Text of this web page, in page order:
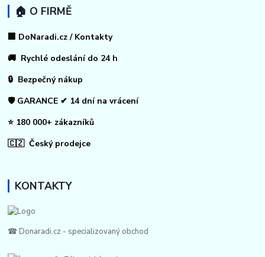
🏠 O FIRMĚ
🏢 DoNaradi.cz / Kontakty
🚚 Rychlé odeslání do 24 h
🔒 Bezpečný nákup
🛡️ GARANCE ✔ 14 dní na vrácení
⭐ 180 000+ zákazníků
🇨🇿 Český prodejce
KONTAKTY
☎ Donaradi.cz - specializovaný obchod